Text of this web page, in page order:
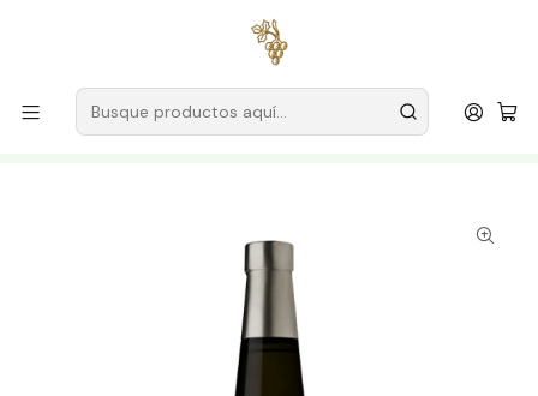
para pedidos superiores a
Productores
Vino Verde (Monção & Melgaço)
Anselmo Méndez
Anselmo Mendes Muros de Melgaço Alvarinho 2023 Vinho
Verde Branco 75cl